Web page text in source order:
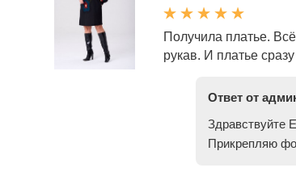
Получила платье.
рукав. И платье
Ответ от
Здравствуйте
Прикрепляю